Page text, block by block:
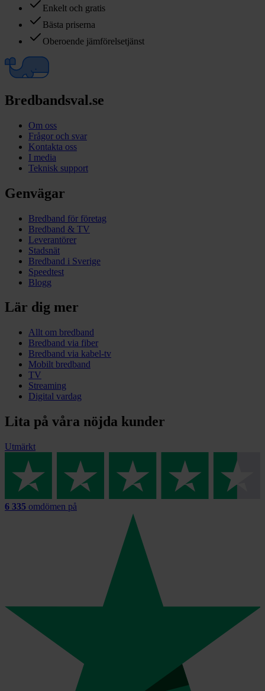
Enkelt och gratis
Bästa priserna
Oberoende jämförelsetjänst
Bredbandsval.se
Om oss
Frågor och svar
Kontakta oss
I media
Teknisk support
Genvägar
Bredband för företag
Bredband & TV
Leverantörer
Stadsnät
Bredband i Sverige
Speedtest
Blogg
Lär dig mer
Allt om bredband
Bredband via fiber
Bredband via kabel-tv
Mobilt bredband
TV
Streaming
Digital vardag
Lita på våra nöjda kunder
Utmärkt
6 335 omdömen på